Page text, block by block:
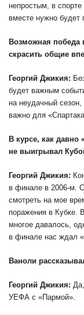
непростым, в
вместе нужно будет
Возможная победа
скрасить общие
Георгий Джикия:
будет важным
на неудачный
важно для
В курсе, как давно
не выигрывал
Георгий Джикия:
в финале в 2006-м.
смотреть на мое
поражения в Кубке.
многое давалось,
в финале нас ждал
Ваноли
Георгий Джикия:
УЕФА с «Пармой».